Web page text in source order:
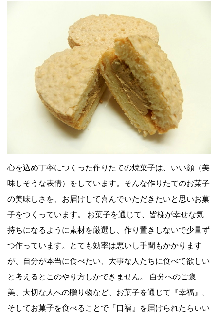
心を込め丁寧につくった作りたての焼菓子は、いい顔（美
味しそうな表情）をしています。そんな作りたてのお菓子
の美味しさを、お届けして喜んでいただきたいと思いお菓
子をつくっています。 お菓子を通じて、皆様が幸せな気
持ちになるように素材を厳選し、作り置きしないで少量ず
つ作っています。とても効率は悪いし手間もかかります
が、自分が本当に食べたい、大事な人たちに食べて欲しい
と考えるとこのやり方しかできません。 自分へのご褒
美、大切な人への贈り物など、お菓子を通じて『幸福』、
そしてお菓子を食べることで『口福』を届けられたらいい